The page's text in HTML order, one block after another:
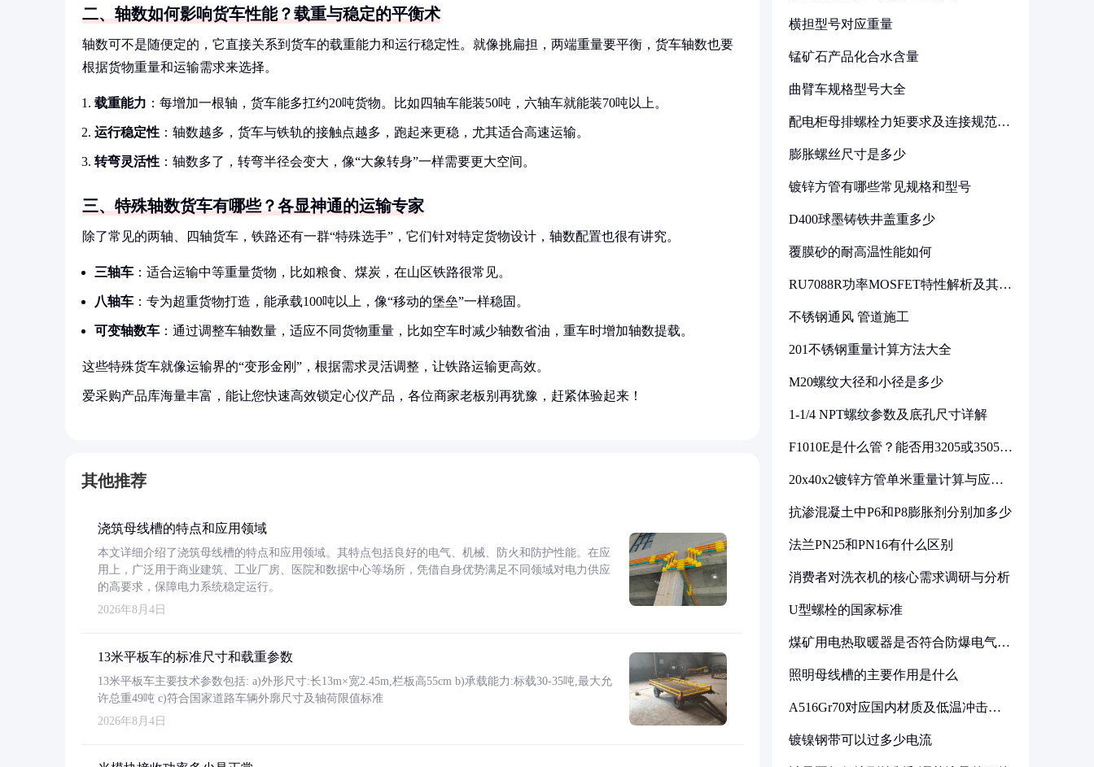
二、轴数如何影响货车性能？载重与稳定的平衡术
轴数可不是随便定的，它直接关系到货车的载重能力和运行稳定性。就像挑扁担，两端重量要平衡，货车轴数也要
根据货物重量和运输需求来选择。
载重能力 ：每增加一根轴，货车能多扛约20吨货物。比如四轴车能装50吨，六轴车就能装70吨以上。
运行稳定性 ：轴数越多，货车与铁轨的接触点越多，跑起来更稳，尤其适合高速运输。
转弯灵活性 ：轴数多了，转弯半径会变大，像“大象转身”一样需要更大空间。
三、特殊轴数货车有哪些？各显神通的运输专家
除了常见的两轴、四轴货车，铁路还有一群“特殊选手”，它们针对特定货物设计，轴数配置也很有讲究。
三轴车 ：适合运输中等重量货物，比如粮食、煤炭，在山区铁路很常见。
八轴车 ：专为超重货物打造，能承载100吨以上，像“移动的堡垒”一样稳固。
可变轴数车 ：通过调整车轴数量，适应不同货物重量，比如空车时减少轴数省油，重车时增加轴数提载。
这些特殊货车就像运输界的“变形金刚”，根据需求灵活调整，让铁路运输更高效。
爱采购产品库海量丰富，能让您快速高效锁定心仪产品，各位商家老板别再犹豫，赶紧体验起来！
其他推荐
浇筑母线槽的特点和应用领域
本文详细介绍了浇筑母线槽的特点和应用领域。其特点包括良好的电气、机械、防火和防护性能。在应
用上，广泛用于商业建筑、工业厂房、医院和数据中心等场所，凭借自身优势满足不同领域对电力供应
的高要求，保障电力系统稳定运行。
2026年8月4日
13米平板车的标准尺寸和载重参数
13米平板车主要技术参数包括: a)外形尺寸:长13m×宽2.45m,栏板高55cm b)承载能力:标载30-35吨,最大允
许总重49吨 c)符合国家道路车辆外廓尺寸及轴荷限值标准
2026年8月4日
横担型号对应重量
锰矿石产品化合水含量
曲臂车规格型号大全
配电柜母排螺栓力矩要求及连接规范详
膨胀螺丝尺寸是多少
镀锌方管有哪些常见规格和型号
D400球墨铸铁井盖重多少
覆膜砂的耐高温性能如何
RU7088R功率MOSFET特性解析及其在
不锈钢通风 管道施工
201不锈钢重量计算方法大全
M20螺纹大径和小径是多少
1-1/4 NPT螺纹参数及底孔尺寸详解
F1010E是什么管？能否用3205或3505代
20x40x2镀锌方管单米重量计算与应用
抗渗混凝土中P6和P8膨胀剂分别加多少
法兰PN25和PN16有什么区别
消费者对洗衣机的核心需求调研与分析
U型螺栓的国家标准
煤矿用电热取暖器是否符合防爆电气设
照明母线槽的主要作用是什么
A516Gr70对应国内材质及低温冲击要
镀镍钢带可以过多少电流